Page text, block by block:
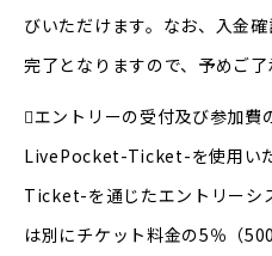
びいただけます。なお、入金
完了となりますので、予めご了
エントリーの受付及び参加費
LivePocket-Ticket-を使用い
Ticket-を通じたエントリーシ
は別にチケット料金の5％（